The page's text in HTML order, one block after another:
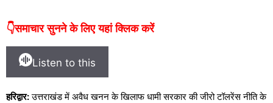
👇समाचार सुनने के लिए यहां क्लिक करें
Listen to this
हरिद्वार:उत्तराखंड में अवैध खनन के खिलाफ धामी सरकार की जीरो टॉलरेंस नीति के